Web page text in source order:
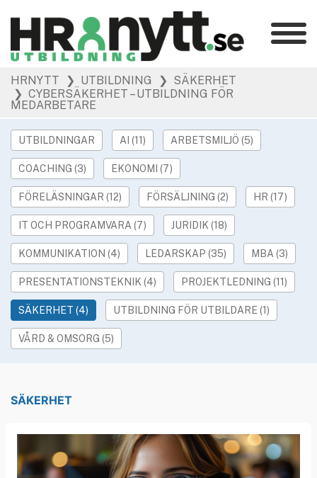
Kategorier
HR Barometer
Ledarskap
Arbetsmiljö
Rekrytering
Hållbarhet »
Podcast
Event »
Våra övriga sajter
Utbildning
Rekryteringsguiden
HRNYTT ❯ UTBILDNING
❯ SÄKERHET
❯ CYBERSÄKERHET – UTBILDNING FÖR
MEDARBETARE
UTBILDNINGAR AI (11) ARBETSMILJÖ (5)
COACHING (3) EKONOMI (7)
FÖRELÄSNINGAR (12) FÖRSÄLJNING (2) HR (17)
IT OCH PROGRAMVARA (7) JURIDIK (18)
KOMMUNIKATION (4) LEDARSKAP (35) MBA (3)
PRESENTATIONSTEKNIK (4) PROJEKTLEDNING (11)
SÄKERHET (4) UTBILDNING FÖR UTBILDARE (1)
VÅRD & OMSORG (5)
SÄKERHET